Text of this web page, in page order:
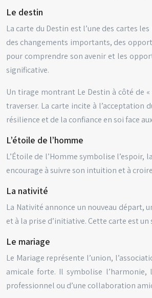
Le destin
La carte du Destin est l’une des cartes
des changements importants, des
pour comprendre son avenir et les
significative.
Un tirage montrant Le Destin à côté de
traverser. La carte incite à l’acceptation
résilience et de la confiance en soi face
L’étoile de l’homme
L’Étoile de l’Homme symbolise
encourage à suivre son intuition et à
La nativité
La Nativité annonce un nouveau départ,
et à la prise d’initiative. Cette carte est
Le mariage
Le Mariage représente l’union,
amicale forte. Il symbolise l’harmonie,
professionnel ou d’une collaboration